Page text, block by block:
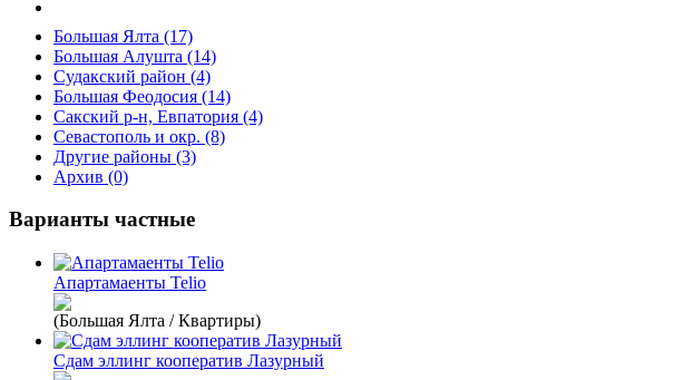
Большая Ялта (17)
Большая Алушта (14)
Судакский район (4)
Большая Феодосия (14)
Сакский р-н, Евпатория (4)
Севастополь и окр. (8)
Другие районы (3)
Архив (0)
Варианты частные
Апартамаенты Telio
(Большая Ялта / Квартиры)
Сдам эллинг кооператив Лазурный